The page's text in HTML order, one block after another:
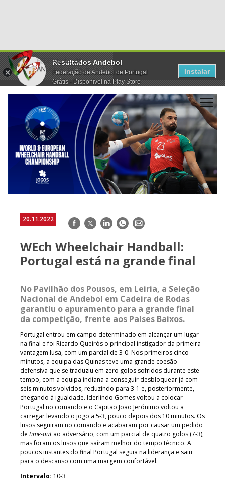
Resultados Andebol
Federação de Andebol de Portugal
Grátis - Disponivel na Play Store
Instalar
20.11.2022 Facebook
TwitterLinkedInWhatsApp
E-
WEch Wheelchair Handball:
Portugal está na grande final
No Pavilhão dos Pousos, em Leiria, a Seleção
Nacional de Andebol em Cadeira de Rodas
garantiu o apuramento para a grande final
da competição, frente aos Países Baixos.
Portugal entrou em campo determinado em alcançar um lugar
na final e foi Ricardo Queirós o principal instigador da primeira
vantagem lusa, com um parcial de 3-0. Nos primeiros cinco
minutos, a equipa das Quinas teve uma grande coesão
defensiva que se traduziu em zero golos sofridos durante este
tempo, com a equipa indiana a conseguir desbloquear já com
seis minutos volvidos, reduzindo para 3-1 e, posteriormente,
chegando à igualdade. Iderlindo Gomes voltou a colocar
Portugal no comando e o Capitão João Jerónimo voltou a
carregar levando o jogo a 5-3, pouco depois dos 10 minutos. Os
lusos seguiram no comando e acabaram por causar um pedido
de time-outao adversário, com um parcial de quatro golos (7-3),
mas foram os lusos que saíram melhor do tempo técnico. A
poucos instantes do final Portugal seguia na liderança e saiu
para o descanso com uma margem confortável.
Intervalo: 10-3